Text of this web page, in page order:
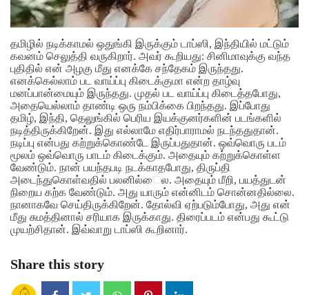
தமிழில் நடிக்காமல் ஒதுங்கி இருக்கும் டாப்ஸி, இந்தியில் மட்டும்
கவனம் செலுத்தி வருகிறார். அவர் கூறியது: சினிமாவுக்கு வந்த
புதிதில் என் அழகு மீது எனக்கே சந்தேகம் இருந்தது.
எனக்கெல்லாம் பட வாய்ப்பு கிடைக்குமா என்ற தாழ்வு
மனப்பான்மையும் இருந்தது. முதல் பட வாய்ப்பு கிடைத்தபோது,
அதையெல்லாம் தாண்டி ஒரு நம்பிக்கை பிறந்தது. இப்போது
தமிழ், இந்தி, தெலுங்கில் பெரிய இயக்குனர்களின் படங்களில்
நடித்திருக்கிறேன். இது எல்லாமே எதிர்பாராமல் நடந்ததுதான்.
நடிப்பு என்பது கற்றுக்கொண்டே இருப்பதுதான். ஒவ்வொரு படம்
மூலம் ஒவ்வொரு பாடம் கிடைக்கும். அதையும் கற்றுக்கொள்ள
வேண்டும். நான் பயந்தபடி நடக்காதபோது, திருப்தி
அடைந்துகொள்வதில் பலனில்ைல. அதையும் மீறி, பயத்துடன்
நிறைய கற்க வேண்டும். அது யாரும் என்னிடம் சொன்னதில்லை.
நானாகவே செய்திருக்கிறேன். தோல்வி ஏற்படும்போது, அது என்
மீது சுமத்தினால் சரியாக இருக்காது. திரைப்படம் என்பது கூட்டு
முயற்சிதான். இவ்வாறு டாப்ஸி கூறினார்.
Share this story